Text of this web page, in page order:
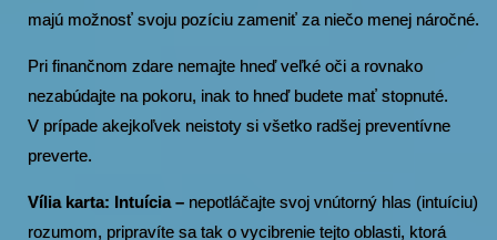
majú možnosť svoju pozíciu zameniť za niečo menej náročné.
Pri finančnom zdare nemajte hneď veľké oči a rovnako
nezabúdajte na pokoru, inak to hneď budete mať stopnuté.
V prípade akejkoľvek neistoty si všetko radšej preventívne
preverte.
Vília karta: Intuícia – nepotláčajte svoj vnútorný hlas (intuíciu)
rozumom, pripravíte sa tak o vycibrenie tejto oblasti, ktorá